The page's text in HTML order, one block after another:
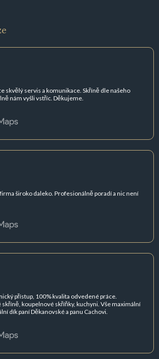
skvělý servis a komunikace. Skříně dle našeho
nám vyšli vstříc. Děkujeme.
široko daleko. Profesionálně poradí a nic není
přístup, 100% kvalita odvedené práce.
skříně, koupelnové skříňky, kuchyni. Vše maximální
dík paní Děkanovské a panu Cachovi.